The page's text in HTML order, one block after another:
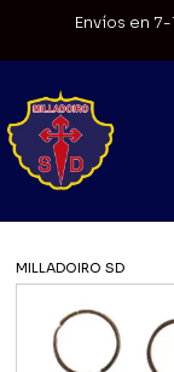
Envíos en 7-
MILLADOIRO SD